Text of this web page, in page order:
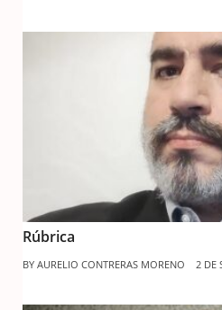
Rúbrica
BY AURELIO CONTRERAS MORENO 2 DE